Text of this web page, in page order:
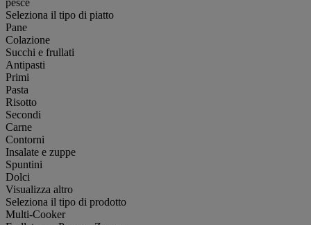
pesce
Seleziona il tipo di piatto
Pane
Colazione
Succhi e frullati
Antipasti
Primi
Pasta
Risotto
Secondi
Carne
Contorni
Insalate e zuppe
Spuntini
Dolci
Visualizza altro
Seleziona il tipo di prodotto
Multi-Cooker